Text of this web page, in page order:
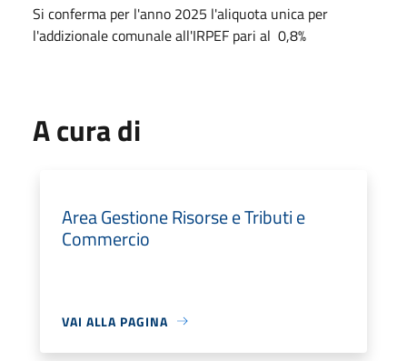
Si conferma per l'anno 2025 l'aliquota unica per
l'addizionale comunale all'IRPEF pari al 0,8%
A cura di
Area Gestione Risorse e Tributi e
Commercio
VAI ALLA PAGINA